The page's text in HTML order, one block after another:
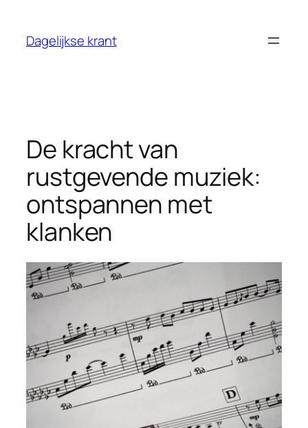
Dagelijkse krant
De kracht van
rustgevende muziek:
ontspannen met
klanken